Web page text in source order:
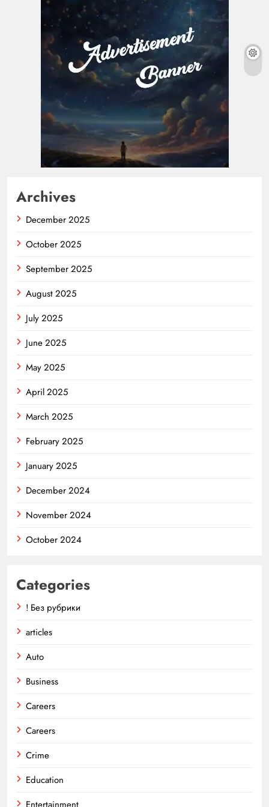
Archives
December 2025
October 2025
September 2025
August 2025
July 2025
June 2025
May 2025
April 2025
March 2025
February 2025
January 2025
December 2024
November 2024
October 2024
Categories
! Без рубрики
articles
Auto
Business
Careers
Careers
Crime
Education